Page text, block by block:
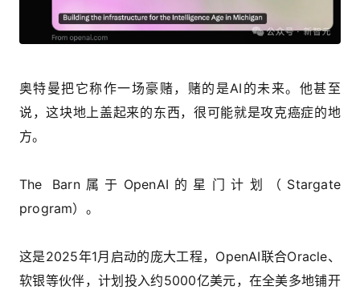
奥特曼把它称作一场豪赌，赌的是AI的未来。他甚至
说，这块地上盖起来的东西，很可能就是攻克癌症的地
方。
The Barn属于OpenAI的星门计划（Stargate
program）。
这是2025年1月启动的庞大工程，OpenAI联合Oracle、
软银等伙伴，计划投入约5000亿美元，在全美多地铺开